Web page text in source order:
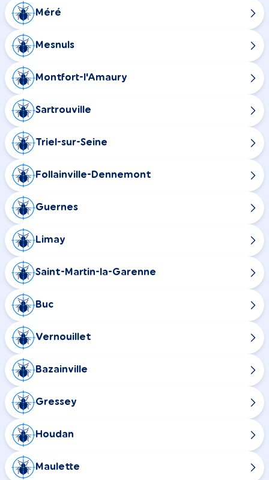
Méré
Mesnuls
Montfort-l'Amaury
Sartrouville
Triel-sur-Seine
Follainville-Dennemont
Guernes
Limay
Saint-Martin-la-Garenne
Buc
Vernouillet
Bazainville
Gressey
Houdan
Maulette